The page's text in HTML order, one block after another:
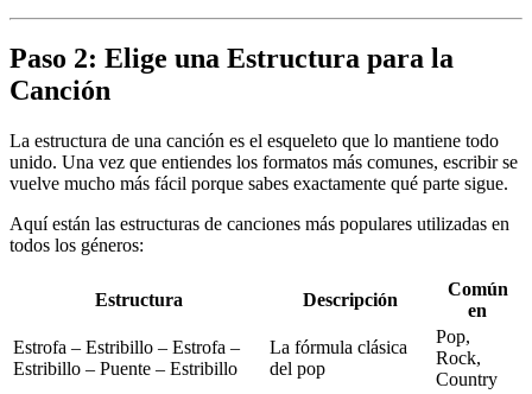
Paso 2: Elige una Estructura para la
Canción
La estructura de una canción es el esqueleto que lo mantiene todo
unido. Una vez que entiendes los formatos más comunes, escribir se
vuelve mucho más fácil porque sabes exactamente qué parte sigue.
Aquí están las estructuras de canciones más populares utilizadas en
todos los géneros:
Estructura Descripción
Común
en
Estrofa – Estribillo – Estrofa –
Estribillo – Puente – Estribillo
La fórmula clásica
del pop
Pop,
Rock,
Country